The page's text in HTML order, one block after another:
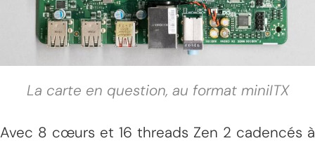
La carte en question, au format miniITX
Avec 8 cœurs et 16 threads Zen 2 cadencés à